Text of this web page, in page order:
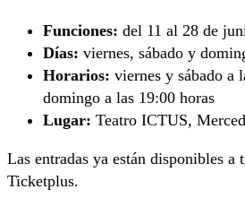
Funciones: del 11 al 28 de
Días: viernes, sábado y
Horarios: viernes y sábado a
domingo a las 19:00 horas
Lugar: Teatro ICTUS,
Las entradas ya están disponibles a
Ticketplus.